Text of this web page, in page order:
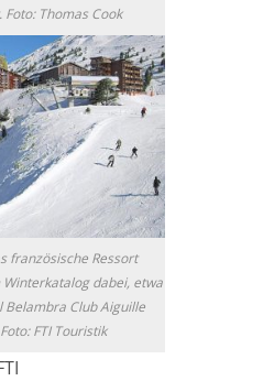
Foto: Thomas Cook
französische Ressort
dabei, etwa
Belambra Club Aiguille
FTI Touristik